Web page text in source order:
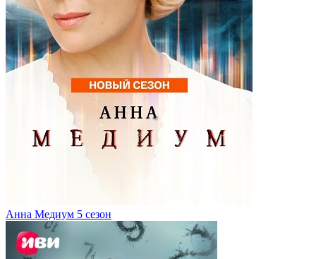
Анна Медиум 5 сезон